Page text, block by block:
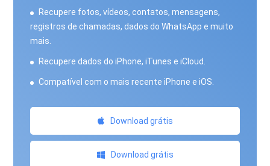
Recupere fotos, vídeos, contatos, mensagens,
registros de chamadas, dados do WhatsApp e muito
mais.
Recupere dados do iPhone, iTunes e iCloud.
Compatível com o mais recente iPhone e iOS.
Download grátis
Download grátis